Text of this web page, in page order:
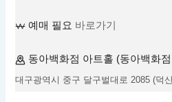
예매 필요 바로가기
동아백화점 아트홀 (동아백화
대구광역시 중구 달구벌대로 2085 (덕